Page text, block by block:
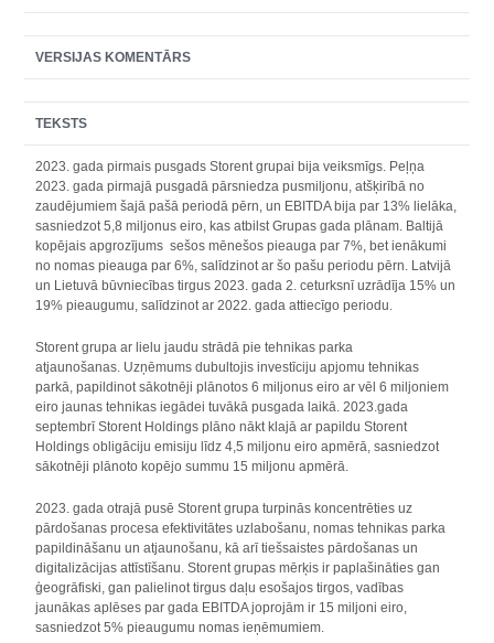
VERSIJAS KOMENTĀRS
TEKSTS
2023. gada pirmais pusgads Storent grupai bija veiksmīgs. Peļņa
2023. gada pirmajā pusgadā pārsniedza pusmiljonu, atšķirībā no
zaudējumiem šajā pašā periodā pērn, un EBITDA bija par 13% lielāka,
sasniedzot 5,8 miljonus eiro, kas atbilst Grupas gada plānam. Baltijā
kopējais apgrozījums sešos mēnešos pieauga par 7%, bet ienākumi
no nomas pieauga par 6%, salīdzinot ar šo pašu periodu pērn. Latvijā
un Lietuvā būvniecības tirgus 2023. gada 2. ceturksnī uzrādīja 15% un
19% pieaugumu, salīdzinot ar 2022. gada attiecīgo periodu.
Storent grupa ar lielu jaudu strādā pie tehnikas parka
atjaunošanas. Uzņēmums dubultojis investīciju apjomu tehnikas
parkā, papildinot sākotnēji plānotos 6 miljonus eiro ar vēl 6 miljoniem
eiro jaunas tehnikas iegādei tuvākā pusgada laikā. 2023.gada
septembrī Storent Holdings plāno nākt klajā ar papildu Storent
Holdings obligāciju emisiju līdz 4,5 miljonu eiro apmērā, sasniedzot
sākotnēji plānoto kopējo summu 15 miljonu apmērā.
2023. gada otrajā pusē Storent grupa turpinās koncentrēties uz
pārdošanas procesa efektivitātes uzlabošanu, nomas tehnikas parka
papildināšanu un atjaunošanu, kā arī tiešsaistes pārdošanas un
digitalizācijas attīstīšanu. Storent grupas mērķis ir paplašināties gan
ģeogrāfiski, gan palielinot tirgus daļu esošajos tirgos, vadības
jaunākas aplēses par gada EBITDA joprojām ir 15 miljoni eiro,
sasniedzot 5% pieaugumu nomas ieņēmumiem.